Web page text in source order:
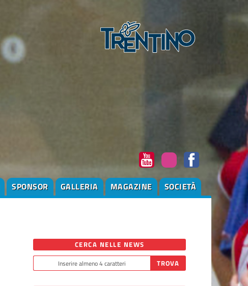
SPONSOR GALLERIA MAGAZINE SOCIETÀ
CERCA NELLE NEWS